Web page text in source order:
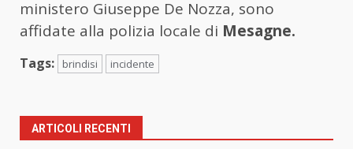
ministero Giuseppe De Nozza, sono
affidate alla polizia locale di Mesagne.
Tags: brindisi incidente
ARTICOLI RECENTI